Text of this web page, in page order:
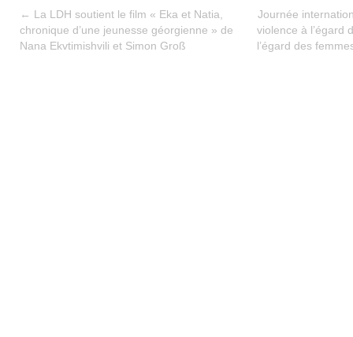
← La LDH soutient le film « Eka et Natia,
chronique d’une jeunesse géorgienne » de
Nana Ekvtimishvili et Simon Groß
Journée
violence à l’égard
l’égard des